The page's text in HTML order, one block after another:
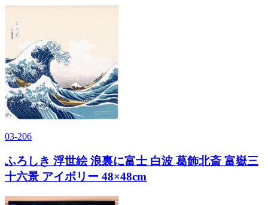
03-206
ふろしき 浮世絵 浪裏に富士 白波 葛飾北斎 富嶽三
十六景 アイボリー 48×48cm